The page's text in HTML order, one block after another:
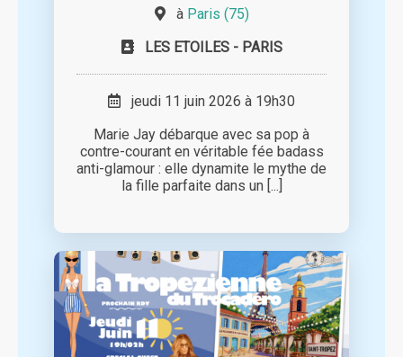
à Paris (75)
LES ETOILES - PARIS
jeudi 11 juin 2026 à 19h30
Marie Jay débarque avec sa pop à
contre-courant en véritable fée badass
anti-glamour : elle dynamite le mythe de
la fille parfaite dans un [...]